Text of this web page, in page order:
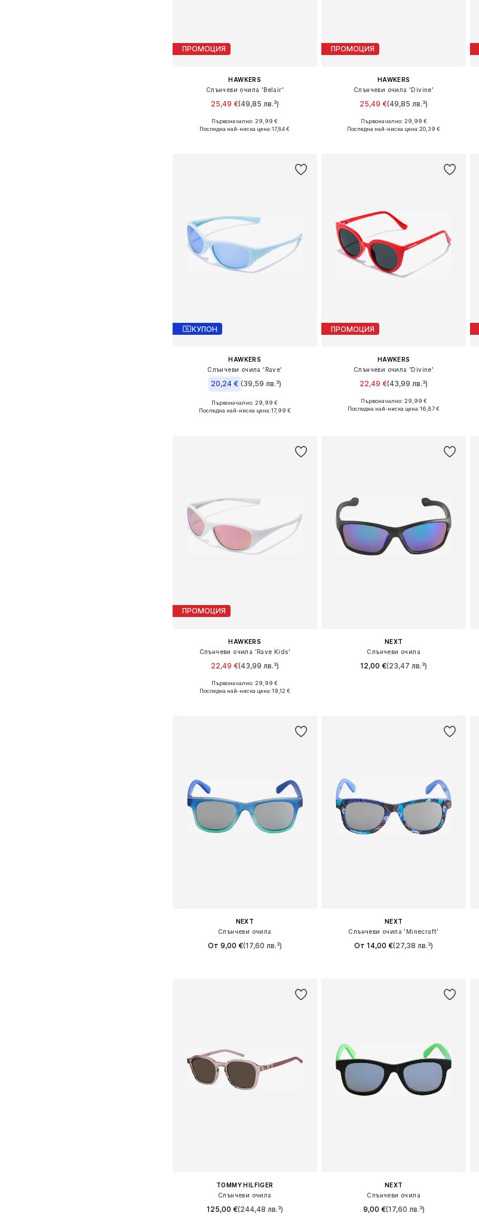
ПРОМОЦИЯ
HAWKERS
Слънчеви очила 'Belair'
25,49 €(49,85 лв.³)
Налични размери: Onesize
Първоначално: 29,99 €
Последна най-ниска цена:17,84 €
ПРОМОЦИЯ
HAWKERS
Слънчеви очила 'Divine'
25,49 €(49,85 лв.³)
Налични размери: Onesize
Първоначално: 29,99 €
Последна най-ниска цена:20,39 €
КУПОН
HAWKERS
Слънчеви очила 'Rave'
20,24 € (39,59 лв.³)
+1
Налични размери: Onesize
Първоначално: 29,99 €
Последна най-ниска цена:17,99 €
ПРОМОЦИЯ
HAWKERS
Слънчеви очила 'Divine'
22,49 €(43,99 лв.³)
Налични размери: Onesize
Първоначално: 29,99 €
Последна най-ниска цена:16,87 €
ПРОМОЦИЯ
HAWKERS
Слънчеви очила 'Rave Kids'
22,49 €(43,99 лв.³)
+1
Налични размери: Onesize
Първоначално: 29,99 €
Последна най-ниска цена:19,12 €
NEXT
Слънчеви очила
12,00 €(23,47 лв.³)
NEXT
Слънчеви очила
От 9,00 €(17,60 лв.³)
NEXT
Слънчеви очила 'Minecraft'
От 14,00 €(27,38 лв.³)
TOMMY HILFIGER
Слънчеви очила
125,00 €(244,48 лв.³)
NEXT
Слънчеви очила
9,00 €(17,60 лв.³)